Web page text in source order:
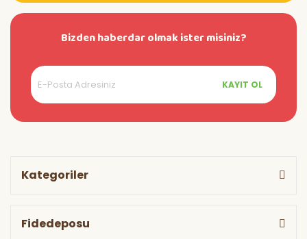
Bizden haberdar olmak ister misiniz?
KAYIT OL
Kategoriler
Fidedeposu